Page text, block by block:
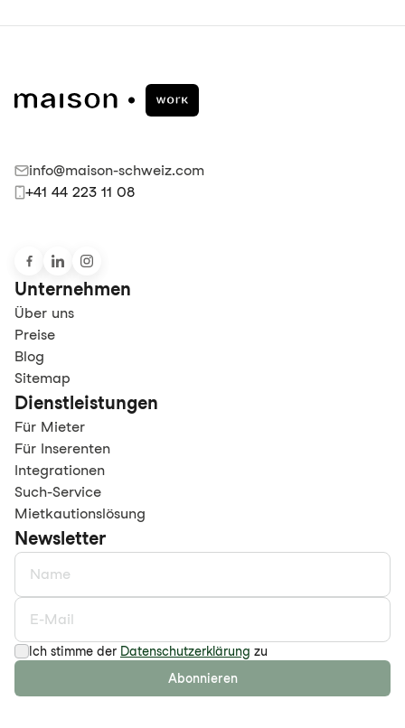
info@maison-schweiz.com
+41 44 223 11 08
Unternehmen
Über uns
Preise
Blog
Sitemap
Dienstleistungen
Für Mieter
Für Inserenten
Integrationen
Such-Service
Mietkautionslösung
Newsletter
Ich stimme der Datenschutzerklärung zu
Abonnieren